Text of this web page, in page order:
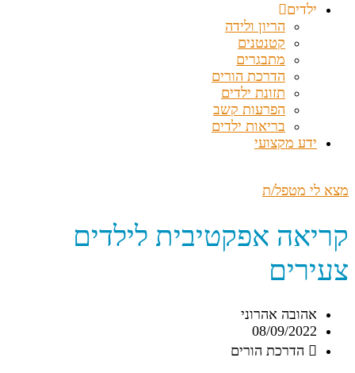
ילדים
הריון ולידה
קטנטנים
מתבגרים
הדרכת הורים
תזונת ילדים
הפרעות קשב
בריאות ילדים
ידע מקצועי
מצא לי מטפל/ת
קריאה אפקטיבית לילדים
צעירים
אהובה אהרוני
08/09/2022
הדרכת הורים